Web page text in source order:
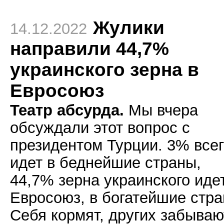
14.12.2022 Жулики
направили 44,7%
украинского зерна в
Евросоюз
Театр абсурда. Мы вчера
обсуждали этот вопрос с
президентом Турции. 3%
идет в беднейшие страны,
44,7% зерна украинского
Евросоюз, в богатейшие
Себя кормят, других